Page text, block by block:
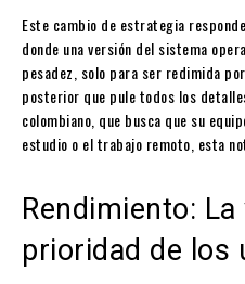
Este cambio de estrategia
donde una versión del sistema
pesadez, solo para ser redimida
posterior que pule todos los
colombiano, que busca que su
estudio o el trabajo remoto, esta
Rendimiento:
prioridad de los